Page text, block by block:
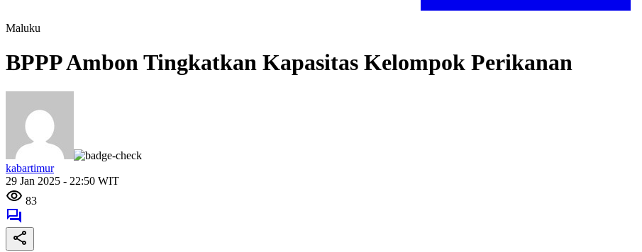
Maluku
BPPP Ambon Tingkatkan Kapasitas Kelompok Perikanan
kabartimur
29 Jan 2025 - 22:50 WIT
83